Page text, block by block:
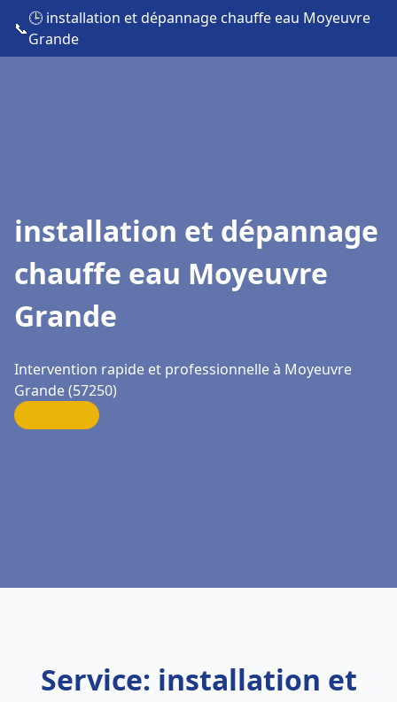
📞
🕒 installation et dépannage chauffe eau Moyeuvre
Grande
installation et dépannage
chauffe eau Moyeuvre
Grande
Intervention rapide et professionnelle à Moyeuvre
Grande (57250)
Service: installation et